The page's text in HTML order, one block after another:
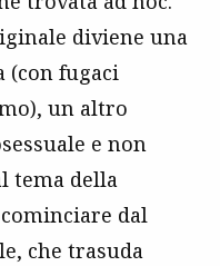
diviene una
(con fugaci
un altro
e non
tema della
dal
che trasuda